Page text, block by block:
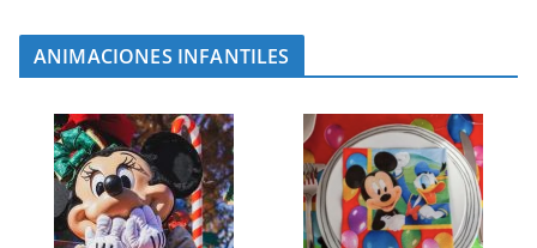
ANIMACIONES INFANTILES